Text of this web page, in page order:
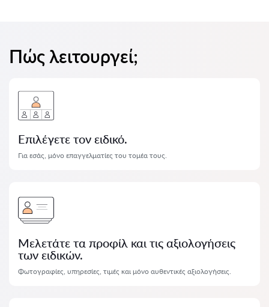
Πώς λειτουργεί;
Επιλέγετε τον ειδικό.
Για εσάς, μόνο επαγγελματίες του τομέα τους.
Μελετάτε τα προφίλ και τις αξιολογήσεις
των ειδικών.
Φωτογραφίες, υπηρεσίες, τιμές και μόνο αυθεντικές αξιολογήσεις.